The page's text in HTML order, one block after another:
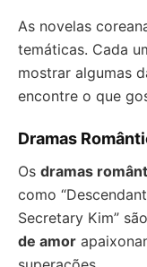
As novelas
temáticas. Cada
mostrar algumas
encontre o que
Dramas
Os dramas
como
Secretary Kim”
de amor